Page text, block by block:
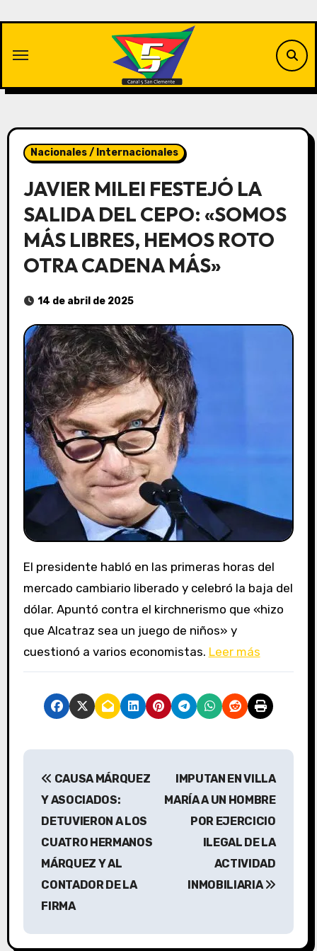
contenido
Nacionales / Internacionales
JAVIER MILEI FESTEJÓ LA
SALIDA DEL CEPO: «SOMOS
MÁS LIBRES, HEMOS ROTO
OTRA CADENA MÁS»
14 de abril de 2025
El presidente habló en las primeras horas del
mercado cambiario liberado y celebró la baja del
dólar. Apuntó contra el kirchnerismo que «hizo
que Alcatraz sea un juego de niños» y
cuestionó a varios economistas. Leer más
N
c
CAUSA MÁRQUEZ
Y ASOCIADOS:
DETUVIERON A LOS
CUATRO HERMANOS
MÁRQUEZ Y AL
CONTADOR DE LA
FIRMA
IMPUTAN EN VILLA
MARÍA A UN HOMBRE
POR EJERCICIO
ILEGAL DE LA
ACTIVIDAD
INMOBILIARIA